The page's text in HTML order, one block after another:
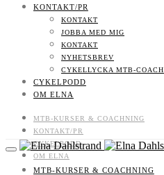
KONTAKT/PR
KONTAKT
JOBBA MED MIG
KONTAKT
NYHETSBREV
CYKELLYCKA MTB-COACH
CYKELPODD
OM ELNA
MTB-KURSER & COACHNING
KONTAKT/PR
CYKELPODD
OM ELNA
MTB-KURSER & COACHNING